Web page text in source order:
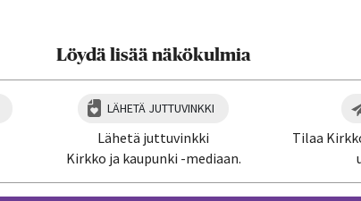
Löydä lisää näkökulmia
LÄHETÄ JUTTUVINKKI
Lähetä juttuvinkki
Kirkko ja kaupunki -mediaan.
Tilaa